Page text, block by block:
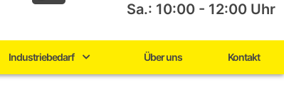
Sa.: 10:00 - 12:00 Uhr
Industriebedarf Über uns Kontakt